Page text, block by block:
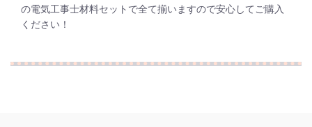
の電気工事士材料セットで全て揃いますので安心してご購入
ください！